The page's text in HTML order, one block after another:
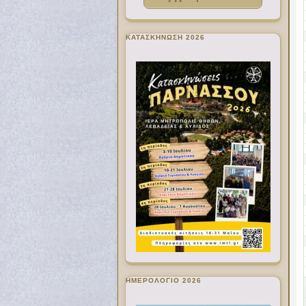
ΚΑΤΑΣΚΗΝΩΣΗ 2026
ΗΜΕΡΟΛΟΓΙΟ 2026